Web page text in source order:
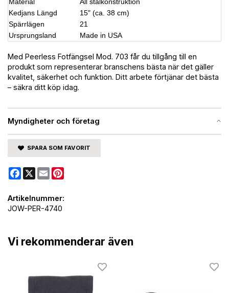
Myndigheter och företag
Kedjans Längd
15" (ca. 38 cm)
Spärrlägen
21
Ursprungsland
Made in USA
Med Peerless Fotfängsel Mod. 703 får du tillgång till en
produkt som representerar branschens bästa när det gäller
kvalitet, säkerhet och funktion. Ditt arbete förtjänar det bästa
– säkra ditt köp idag.
SPARA SOM FAVORIT
Facebook
X Email
Artikelnummer:
JOW-PER-4740
Vi rekommenderar även